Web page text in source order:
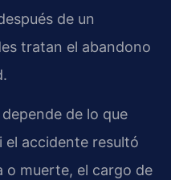
de un
tratan el abandono
de lo que
el accidente resultó
o muerte, el cargo de